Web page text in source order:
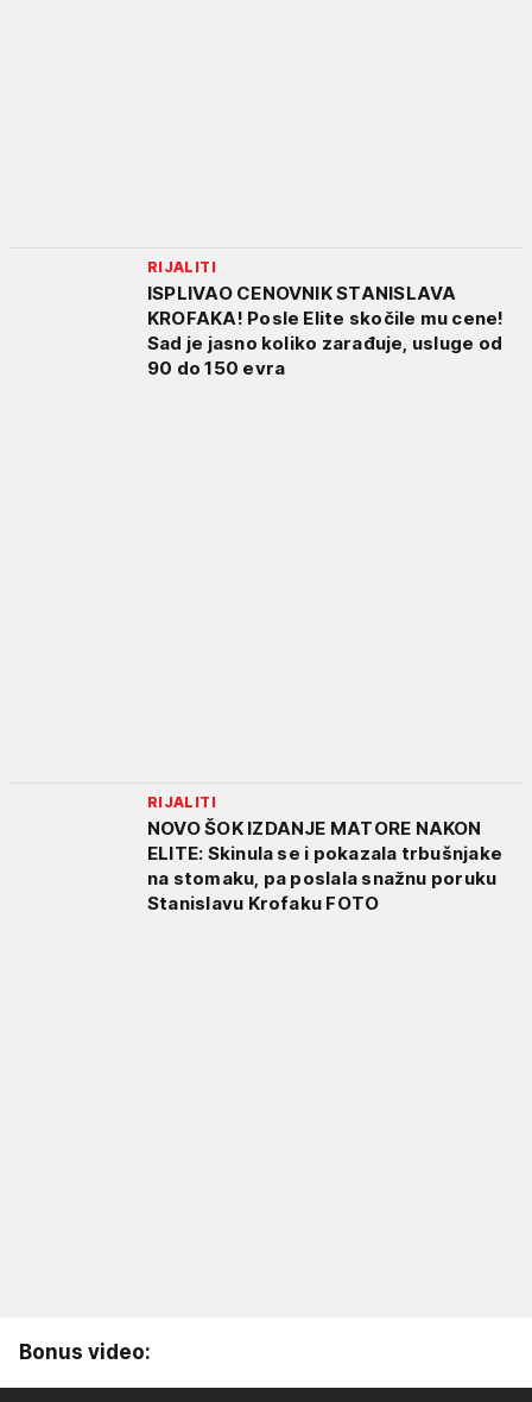
RIJALITI
ISPLIVAO CENOVNIK STANISLAVA
KROFAKA! Posle Elite skočile mu cene!
Sad je jasno koliko zarađuje, usluge od
90 do 150 evra
RIJALITI
NOVO ŠOK IZDANJE MATORE NAKON
ELITE: Skinula se i pokazala trbušnjake
na stomaku, pa poslala snažnu poruku
Stanislavu Krofaku FOTO
Bonus video: